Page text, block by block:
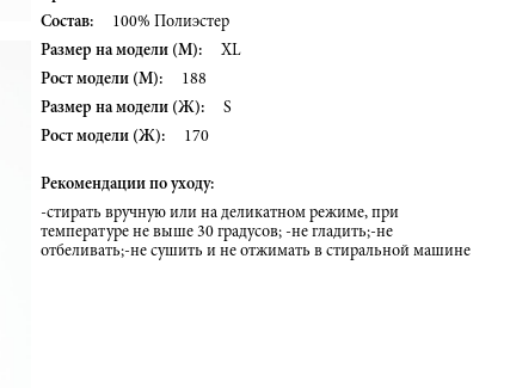
Состав:
100% Полиэстер
Размер на модели (М):
XL
Рост модели (М):
188
Размер на модели (Ж):
S
Рост модели (Ж):
170
Рекомендации по уходу:
-стирать вручную или на деликатном режиме, при
температуре не выше 30 градусов; -не гладить;-не
отбеливать;-не сушить и не отжимать в стиральной машине